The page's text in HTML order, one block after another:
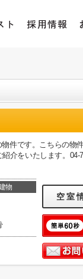
ト 採用情報
件です。こちらの物
介をいたします。04-
物
空室